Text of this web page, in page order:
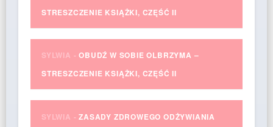
STRESZCZENIE KSIĄŻKI, CZĘŚĆ II
SYLWIA -OBUDŹ W SOBIE OLBRZYMA –
STRESZCZENIE KSIĄŻKI, CZĘŚĆ II
SYLWIA -ZASADY ZDROWEGO ODŻYWIANIA